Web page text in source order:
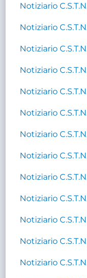
Notiziario
Notiziario
Notiziario
Notiziario
Notiziario
Notiziario
Notiziario
Notiziario
Notiziario
Notiziario
Notiziario
Notiziario
Notiziario